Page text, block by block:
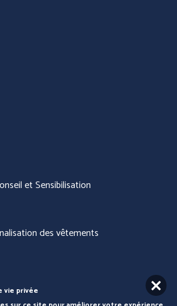
et Sensibilisation
des vêtements
Nous contacter
vie privée